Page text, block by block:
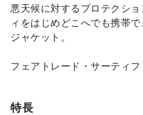
悪天候に対するプロテクシ
ィをはじめどこへでも携帯
ジャケット。
フェアトレード・サーティフ
特長